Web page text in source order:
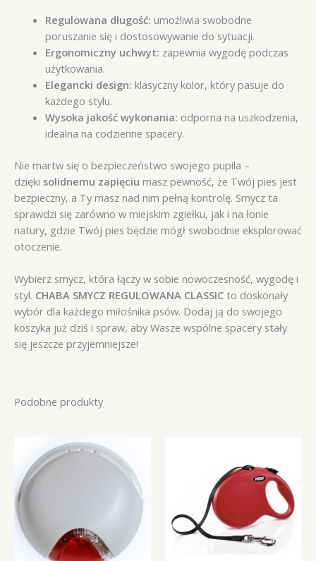
Regulowana długość: umożliwia swobodne
poruszanie się i dostosowywanie do sytuacji.
Ergonomiczny uchwyt: zapewnia wygodę podczas
użytkowania.
Elegancki design: klasyczny kolor, który pasuje do
każdego stylu.
Wysoka jakość wykonania: odporna na uszkodzenia,
idealna na codzienne spacery.
Nie martw się o bezpieczeństwo swojego pupila –
dzięki solidnemu zapięciu masz pewność, że Twój pies jest
bezpieczny, a Ty masz nad nim pełną kontrolę. Smycz ta
sprawdzi się zarówno w miejskim zgiełku, jak i na łonie
natury, gdzie Twój pies będzie mógł swobodnie eksplorować
otoczenie.
Wybierz smycz, która łączy w sobie nowoczesność, wygodę i
styl. CHABA SMYCZ REGULOWANA CLASSIC to doskonały
wybór dla każdego miłośnika psów. Dodaj ją do swojego
koszyka już dziś i spraw, aby Wasze wspólne spacery stały
się jeszcze przyjemniejsze!
Podobne produkty